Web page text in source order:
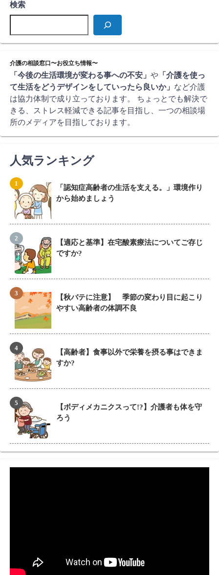
検索
介護の相談窓口〜お役立ち情報〜
「今後の生活環境が変わる事への不安」 や 「介護を使っ
て生活をどうデザインをしていったら良いか」 など介護
は協力体制で成り立っております。 ちょっとでも解決で
きる、ストレス軽減できる記事を目指し、一つの相談場
所のメディアを目指しております。
人気ランキング
「認知症高齢者の生活を支える。」環境作り
から始めましょう
【適応と基準】在宅酸素療法についてご存じ
ですか?
【秋バテに注意】 季節の変わり目に起こり
やすい高齢者の体調不良
【高齢者】食事以外で栄養を摂る事はできま
すか?
【ボディメカニクスって!?】介護者も体を守
ろう